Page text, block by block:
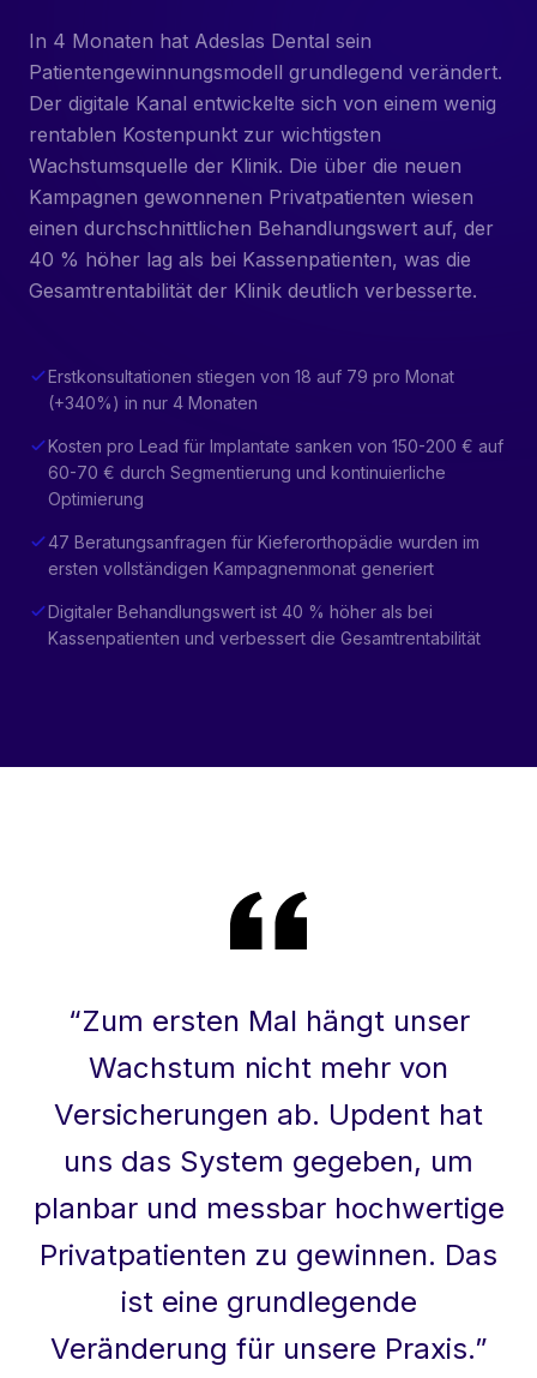
In 4 Monaten hat Adeslas Dental sein
Patientengewinnungsmodell grundlegend verändert.
Der digitale Kanal entwickelte sich von einem wenig
rentablen Kostenpunkt zur wichtigsten
Wachstumsquelle der Klinik. Die über die neuen
Kampagnen gewonnenen Privatpatienten wiesen
einen durchschnittlichen Behandlungswert auf, der
40 % höher lag als bei Kassenpatienten, was die
Gesamtrentabilität der Klinik deutlich verbesserte.
Erstkonsultationen stiegen von 18 auf 79 pro Monat
(+340%) in nur 4 Monaten
Kosten pro Lead für Implantate sanken von 150-200 € auf
60-70 € durch Segmentierung und kontinuierliche
Optimierung
47 Beratungsanfragen für Kieferorthopädie wurden im
ersten vollständigen Kampagnenmonat generiert
Digitaler Behandlungswert ist 40 % höher als bei
Kassenpatienten und verbessert die Gesamtrentabilität
“Zum ersten Mal hängt unser
Wachstum nicht mehr von
Versicherungen ab. Updent hat
uns das System gegeben, um
planbar und messbar hochwertige
Privatpatienten zu gewinnen. Das
ist eine grundlegende
Veränderung für unsere Praxis.”